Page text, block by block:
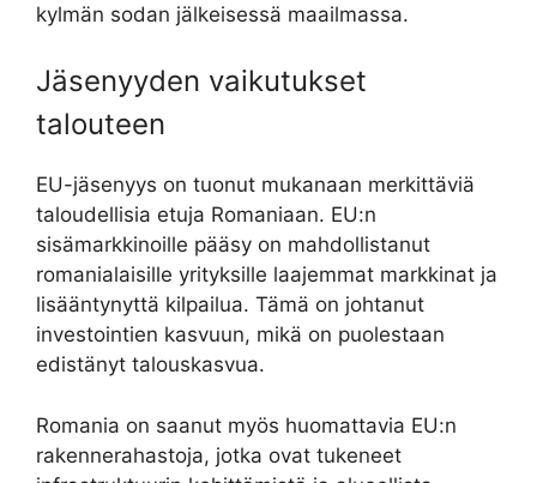
kylmän sodan jälkeisessä maailmassa.
Jäsenyyden vaikutukset
talouteen
EU-jäsenyys on tuonut mukanaan merkittäviä
taloudellisia etuja Romaniaan. EU:n
sisämarkkinoille pääsy on mahdollistanut
romanialaisille yrityksille laajemmat markkinat ja
lisääntynyttä kilpailua. Tämä on johtanut
investointien kasvuun, mikä on puolestaan
edistänyt talouskasvua.
Romania on saanut myös huomattavia EU:n
rakennerahastoja, jotka ovat tukeneet